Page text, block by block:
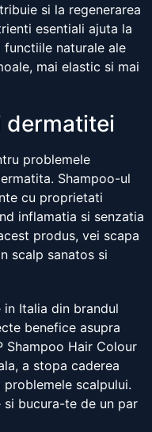
si la regenerarea
esentiali ajuta la
functiile naturale ale
mai elastic si mai
dermatitei
problemele
Shampoo-ul
cu proprietati
inflamatia si senzatia
produs, vei scapa
scalp sanatos si
Italia din brandul
benefice asupra
Shampoo Hair Colour
a stopa caderea
scalpului.
bucura-te de un par